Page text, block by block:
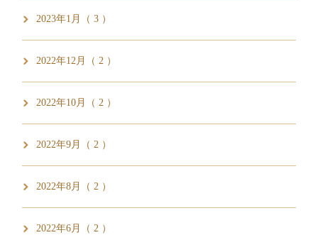
2023年1月（ 3 ）
2022年12月（ 2 ）
2022年10月（ 2 ）
2022年9月（ 2 ）
2022年8月（ 2 ）
2022年6月（ 2 ）